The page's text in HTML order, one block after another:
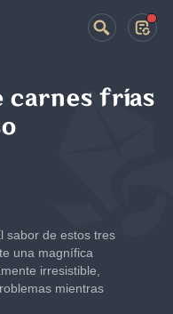
carnes frías
sabor de estos tres
una magnífica
irresistible,
mientras